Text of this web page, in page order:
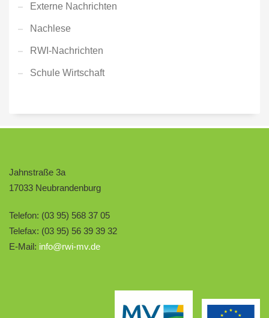
Externe Nachrichten
Nachlese
RWI-Nachrichten
Schule Wirtschaft
Jahnstraße 3a
17033 Neubrandenburg
Telefon: (03 95) 568 37 05
Telefax: (03 95) 56 39 39 32
E-Mail: info@rwi-mv.de